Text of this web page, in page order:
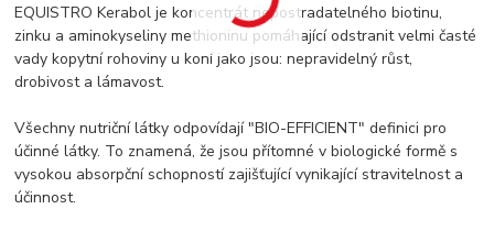
EQUISTRO Kerabol je koncentrát nepostradatelného biotinu,
zinku a aminokyseliny methioninu pomáhající odstranit velmi časté
vady kopytní rohoviny u koní jako jsou: nepravidelný růst,
drobivost a lámavost.
Všechny nutriční látky odpovídají "BIO-EFFICIENT" definici pro
účinné látky. To znamená, že jsou přítomné v biologické formě s
vysokou absorpční schopností zajišťující vynikající stravitelnost a
účinnost.